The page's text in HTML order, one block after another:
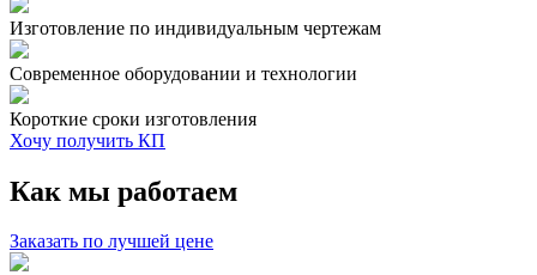
Изготовление по индивидуальным чертежам
Современное оборудовании и технологии
Короткие сроки изготовления
Хочу получить КП
Как мы работаем
Заказать по лучшей цене